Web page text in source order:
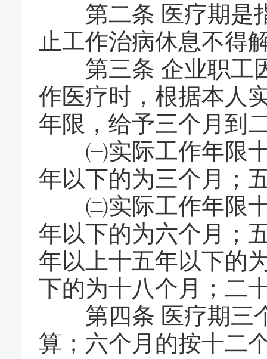
第二条 医疗期是
止工作治病休息不得
第三条 企业职工
作医疗时，根据本人
年限，给予三个月到
㈠实际工作年限十
年以下的为三个月；
㈡实际工作年限十
年以下的为六个月；
年以上十五年以下的
下的为十八个月；二
第四条 医疗期三
算；六个月的按十二